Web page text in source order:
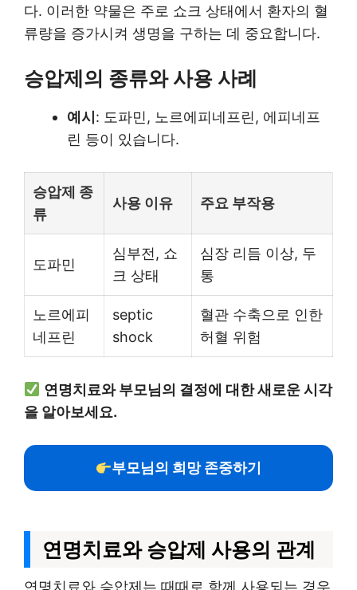
다. 이러한 약물은 주로 쇼크 상태에서 환자의 혈
류량을 증가시켜 생명을 구하는 데 중요합니다.
승압제의 종류와 사용 사례
예시 : 도파민, 노르에피네프린, 에피네프
린 등이 있습니다.
승압제 종
류
사용 이유 주요 부작용
도파민
심부전, 쇼
크 상태
심장 리듬 이상, 두
통
노르에피
네프린
septic
shock
혈관 수축으로 인한
허혈 위험
연명치료와 부모님의 결정에 대한 새로운 시각
을 알아보세요.
부모님의 희망 존중하기
연명치료와 승압제 사용의 관계
연명치료와 승압제는 때때로 함께 사용되는 경우